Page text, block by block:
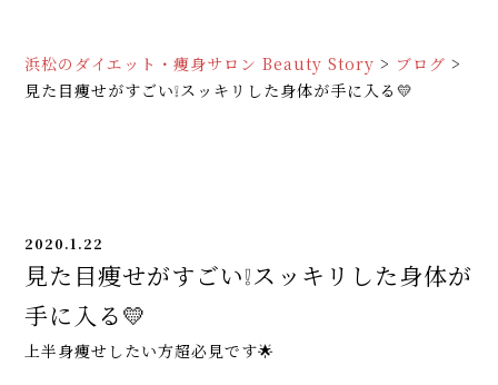
浜松のダイエット・痩身サロン Beauty Story > ブログ >
見た目痩せがすごい❕スッキリした身体が手に入る💛
2020.1.22
見た目痩せがすごい❕スッキリした身体が
手に入る💛
上半身痩せしたい方超必見です🌟